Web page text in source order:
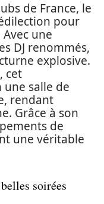
de France, le
pour
une
DJ renommés,
explosive.
cet
une salle de
rendant
Grâce à son
de
une véritable
soirées